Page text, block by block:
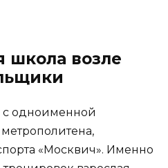
школа возле
с одноименной
«Москвич». Именно